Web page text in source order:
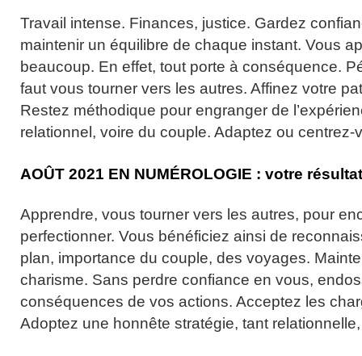
Travail intense. Finances, justice. Gardez
maintenir un équilibre de chaque instant. Vous
beaucoup. En effet, tout porte à conséquence.
faut vous tourner vers les autres. Affinez votre
Restez méthodique pour engranger de
relationnel, voire du couple. Adaptez ou centrez-
AOÛT 2021 EN NUMÉROLOGIE : votre
Apprendre, vous tourner vers les autres, pour
perfectionner. Vous bénéficiez ainsi de
plan, importance du couple, des voyages.
charisme. Sans perdre confiance en vous,
conséquences de vos actions. Acceptez les
Adoptez une honnête stratégie, tant